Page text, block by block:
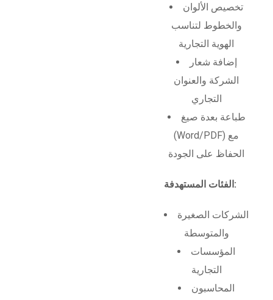
تخصيص الألوان
والخطوط لتناسب
الهوية التجارية
إضافة شعار
الشركة والعنوان
التجاري
طباعة بعدة صيغ
(Word/PDF) مع
الحفاظ على الجودة
الفئات المستهدفة:
الشركات الصغيرة
والمتوسطة
المؤسسات
التجارية
المحاسبون